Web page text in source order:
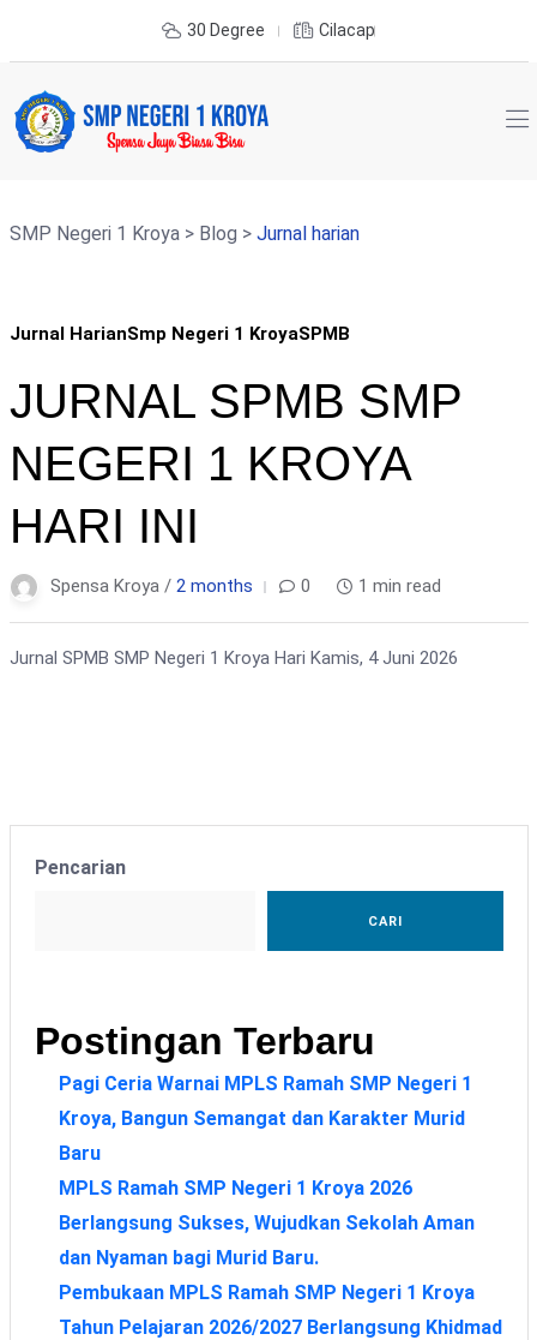
30 Degree Cilacap
SMP Negeri 1 Kroya> Blog > Jurnal harian
04
Jurnal HarianSmp Negeri 1 KroyaSPMB
JURNAL SPMB SMP
NEGERI 1 KROYA
HARI INI
Spensa Kroya / 2 months 0 1 min read
Jurnal SPMB SMP Negeri 1 Kroya Hari Kamis, 4 Juni 2026
Pencarian
CARI
Postingan Terbaru
Pagi Ceria Warnai MPLS Ramah SMP Negeri 1
Kroya, Bangun Semangat dan Karakter Murid
Baru
MPLS Ramah SMP Negeri 1 Kroya 2026
Berlangsung Sukses, Wujudkan Sekolah Aman
dan Nyaman bagi Murid Baru.
Pembukaan MPLS Ramah SMP Negeri 1 Kroya
Tahun Pelajaran 2026/2027 Berlangsung Khidmad